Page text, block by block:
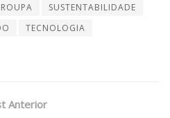
ROUPA
SUSTENTABILIDADE
TECNOLOGIA
Anterior